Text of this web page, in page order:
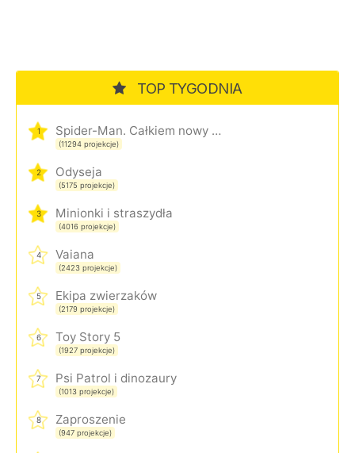
TOP TYGODNIA
1 Spider-Man. Całkiem nowy dzień
(11294 projekcje)
2 Odyseja
(5175 projekcje)
3 Minionki i straszydła
(4016 projekcje)
4 Vaiana
(2423 projekcje)
5 Ekipa zwierzaków
(2179 projekcje)
6 Toy Story 5
(1927 projekcje)
7 Psi Patrol i dinozaury
(1013 projekcje)
8 Zaproszenie
(947 projekcje)